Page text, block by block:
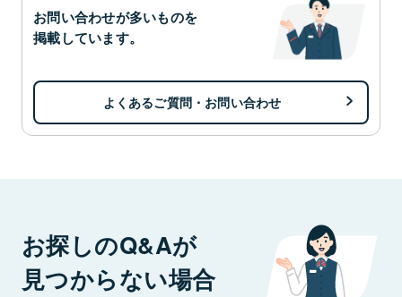
お問い合わせが多いものを
掲載しています。
よくあるご質問・お問い合わせ
お探しのQ&Aが
見つからない場合